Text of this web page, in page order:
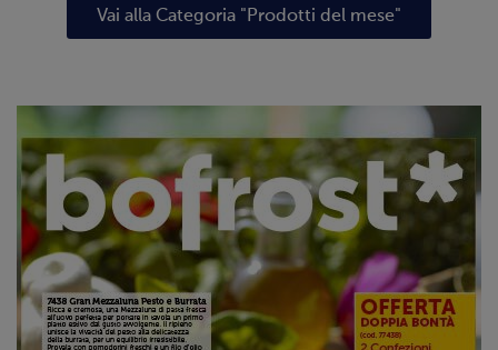
Vai alla Categoria "Prodotti del mese"